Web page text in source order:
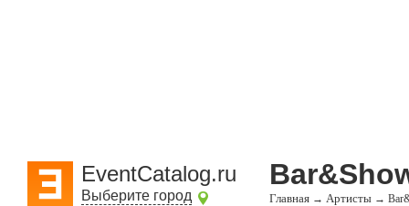
EventCatalog.ru
Выберите город Главная → Артисты →